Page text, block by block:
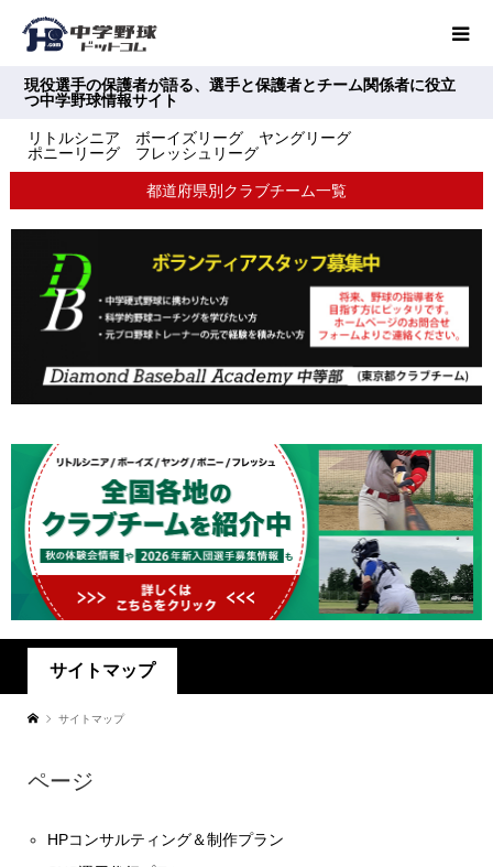
現役選手の保護者が語る、選手と保護者とチーム関係者に役立
つ中学野球情報サイト
リトルシニア ボーイズリーグ ヤングリーグ
ポニーリーグ フレッシュリーグ
都道府県別クラブチーム一覧
サイトマップ
サイトマップ
ページ
HPコンサルティング＆制作プラン